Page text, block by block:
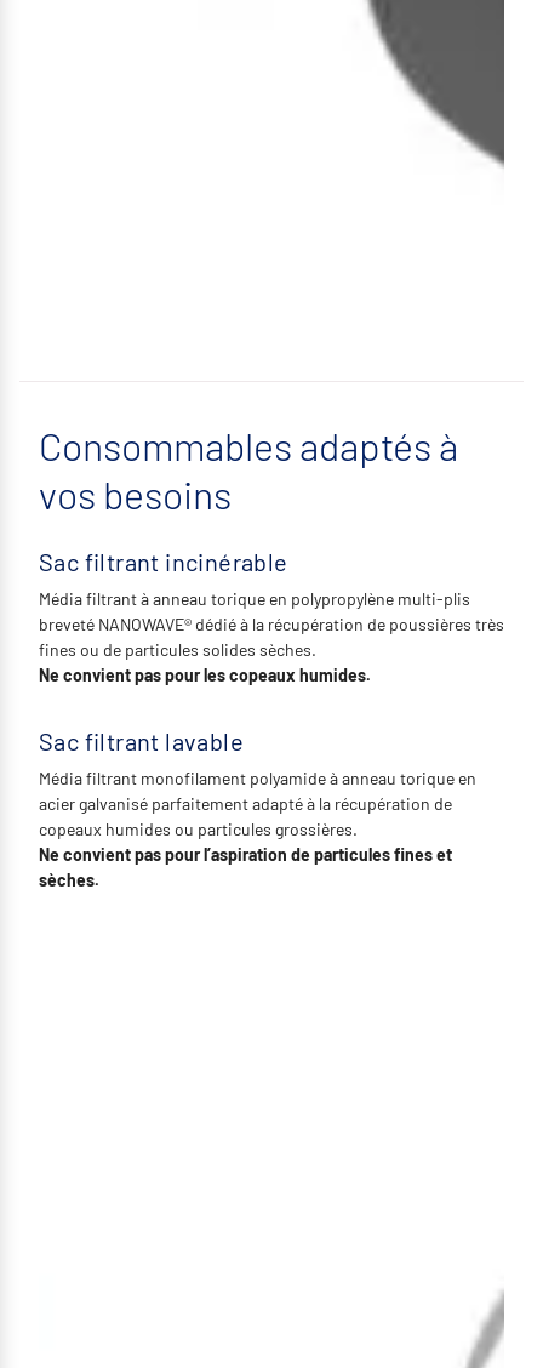
Consommables adaptés à
vos besoins
Sac filtrant incinérable
Média filtrant à anneau torique en polypropylène multi-plis
breveté NANOWAVE® dédié à la récupération de poussières très
fines ou de particules solides sèches.
Ne convient pas pour les copeaux humides.
Sac filtrant lavable
Média filtrant monofilament polyamide à anneau torique en
acier galvanisé parfaitement adapté à la récupération de
copeaux humides ou particules grossières.
Ne convient pas pour l’aspiration de particules fines et
sèches.